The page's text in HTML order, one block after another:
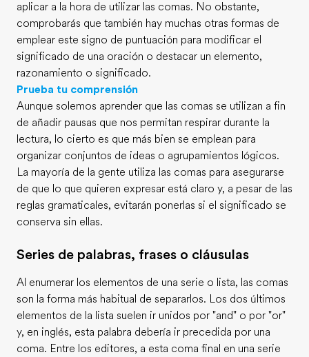
Oficinas
Encuentra una oficina
Sobre nosotros
Trabajos
Únete al equipo
aplicar a la hora de utilizar las comas. No obstante,
comprobarás que también hay muchas otras formas de
emplear este signo de puntuación para modificar el
significado de una oración o destacar un elemento,
razonamiento o significado.
Prueba tu comprensión
Aunque solemos aprender que las comas se utilizan a fin
de añadir pausas que nos permitan respirar durante la
lectura, lo cierto es que más bien se emplean para
organizar conjuntos de ideas o agrupamientos lógicos.
La mayoría de la gente utiliza las comas para asegurarse
de que lo que quieren expresar está claro y, a pesar de las
reglas gramaticales, evitarán ponerlas si el significado se
conserva sin ellas.
Series de palabras, frases o cláusulas
Al enumerar los elementos de una serie o lista, las comas
son la forma más habitual de separarlos. Los dos últimos
elementos de la lista suelen ir unidos por "and" o por "or"
y, en inglés, esta palabra debería ir precedida por una
coma. Entre los editores, a esta coma final en una serie